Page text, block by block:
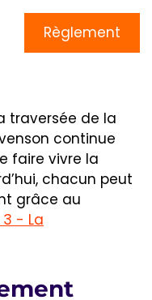
Règlement
traversée de la
continue
faire vivre la
chacun peut
grâce au
3 - La